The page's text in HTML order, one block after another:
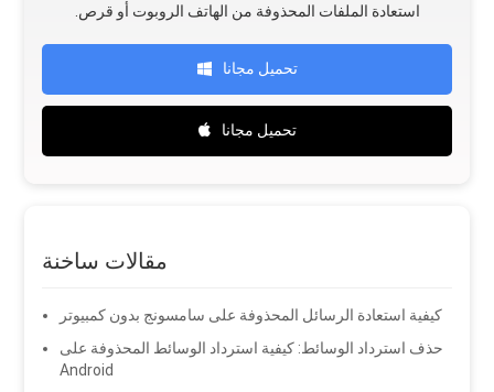
.استعادة الملفات المحذوفة من الهاتف الروبوت أو قرص
تحميل مجانا
تحميل مجانا
مقالات ساخنة
كيفية استعادة الرسائل المحذوفة على سامسونج بدون كمبيوتر
حذف استرداد الوسائط: كيفية استرداد الوسائط المحذوفة على
Android